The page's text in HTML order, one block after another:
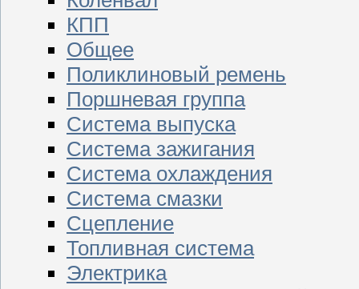
КПП
Общее
Поликлиновый ремень
Поршневая группа
Система выпуска
Система зажигания
Система охлаждения
Система смазки
Сцепление
Топливная система
Электрика